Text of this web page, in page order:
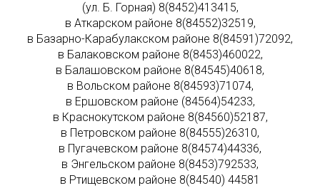
(ул. Б. Горная) 8(8452)413415,
в Аткарском районе 8(84552)32519,
в Базарно-Карабулакском районе 8(84591)72092,
в Балаковском районе 8(8453)460022,
в Балашовском районе 8(84545)40618,
в Вольском районе 8(84593)71074,
в Ершовском районе (84564)54233,
в Краснокутском районе 8(84560)52187,
в Петровском районе 8(84555)26310,
в Пугачевском районе 8(84574)44336,
в Энгельском районе 8(8453)792533,
в Ртищевском районе 8(84540) 44581